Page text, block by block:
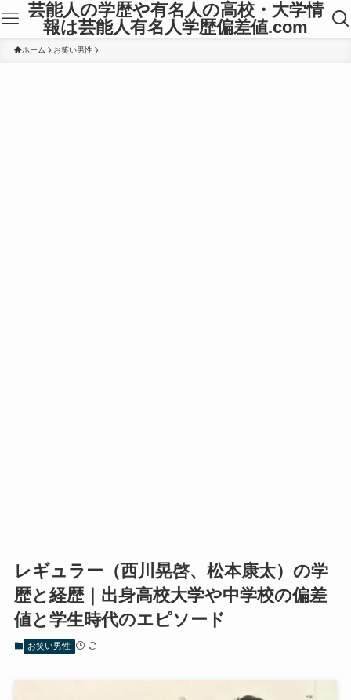
芸能人の学歴や有名人の高校・大学情
報は芸能人有名人学歴偏差値.com
ホーム お笑い男性
レギュラー（西川晃啓、松本康太）の学
歴と経歴｜出身高校大学や中学校の偏差
値と学生時代のエピソード
お笑い男性